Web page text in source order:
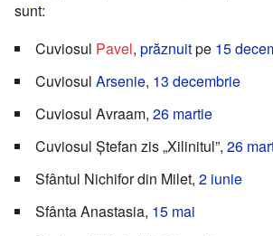
sunt:
Cuviosul Pavel, prăznuitpe 15
Cuviosul Arsenie, 13 decembrie
Cuviosul Avraam, 26 martie
Cuviosul Ștefan zis „Xilinitul”, 26
Sfântul Nichifor din Milet, 2 iunie
Sfânta Anastasia, 15 mai